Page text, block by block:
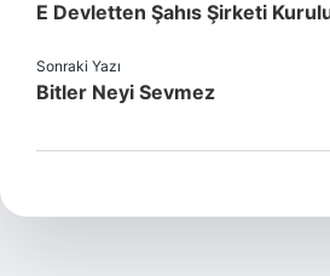
E Devletten Şahıs Şirketi
Sonraki Yazı
Bitler Neyi Sevmez